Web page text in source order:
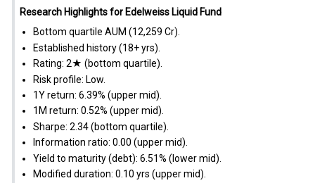
Research Highlights for Edelweiss Liquid Fund
Bottom quartile AUM (₹12,259 Cr).
Established history (18+ yrs).
Rating: 2★ (bottom quartile).
Risk profile: Low.
1Y return: 6.39% (upper mid).
1M return: 0.52% (upper mid).
Sharpe: 2.34 (bottom quartile).
Information ratio: 0.00 (upper mid).
Yield to maturity (debt): 6.51% (lower mid).
Modified duration: 0.10 yrs (upper mid).